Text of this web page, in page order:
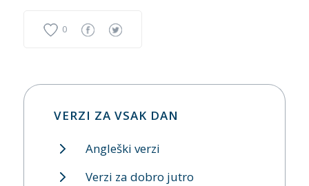
0
VERZI ZA VSAK DAN
Angleški verzi
Verzi za dobro jutro